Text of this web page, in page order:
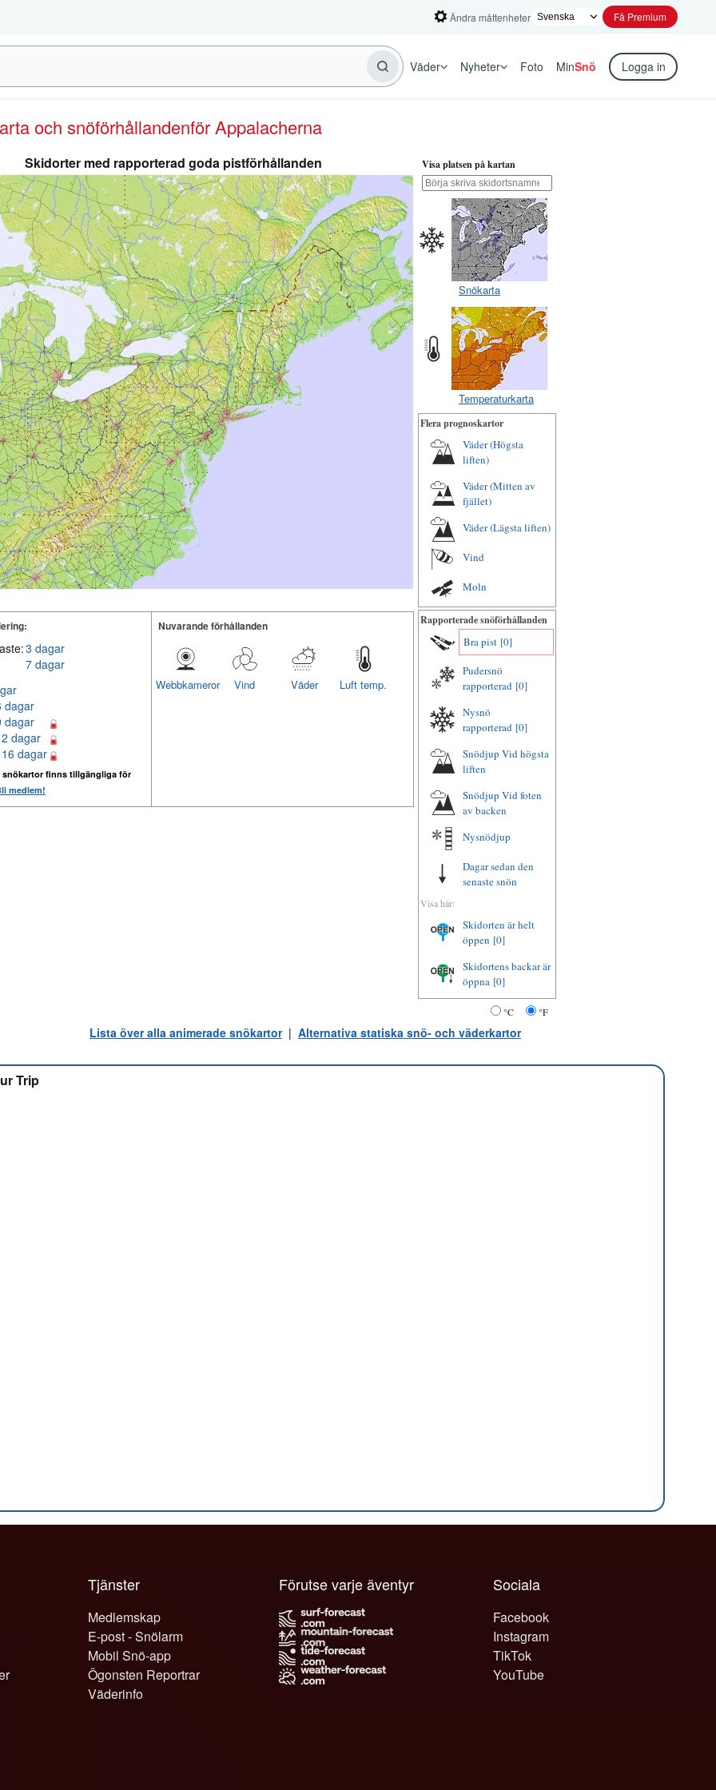
Ändra måttenheter Få Premium
Väder Nyheter Foto MinSnö Logga in
och snöförhållandenför Appalacherna
Skidorter med rapporterad goda pistförhållanden
3 dagar
7 dagar
dagar
dagar
dagar
16 dagar
snökartor finns tillgängliga för
medlem!
Nuvarande förhållanden
Luft temp.
Väder
Vind
Webbkameror
Visa platsen på kartan
Snökarta
Temperaturkarta
Flera prognoskartor
Väder (Högsta
liften)
Väder (Mitten av
fjället)
Väder (Lägsta liften)
Vind
Moln
Rapporterade snöförhållanden
Bra pist [0]
Pudersnö
rapporterad [0]
Nysnö
rapporterad [0]
Snödjup Vid högsta
liften
Snödjup Vid foten
av backen
Nysnödjup
Dagar sedan den
senaste snön
Visa här:
Skidorten är helt
öppen [0]
Skidortens backar är
öppna [0]
°C °F
Lista över alla animerade snökartor| Alternativa statiska snö- och väderkartor
Trip
Tjänster
Medlemskap
E-post - Snölarm
Mobil Snö-app
Ögonsten Reportrar
Väderinfo
Sociala
Facebook
Instagram
TikTok
YouTube
Förutse varje äventyr